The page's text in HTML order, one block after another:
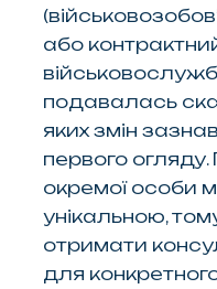
або
подавалась
яких змін
первого
окремої особи
унікальною,
отримати
для